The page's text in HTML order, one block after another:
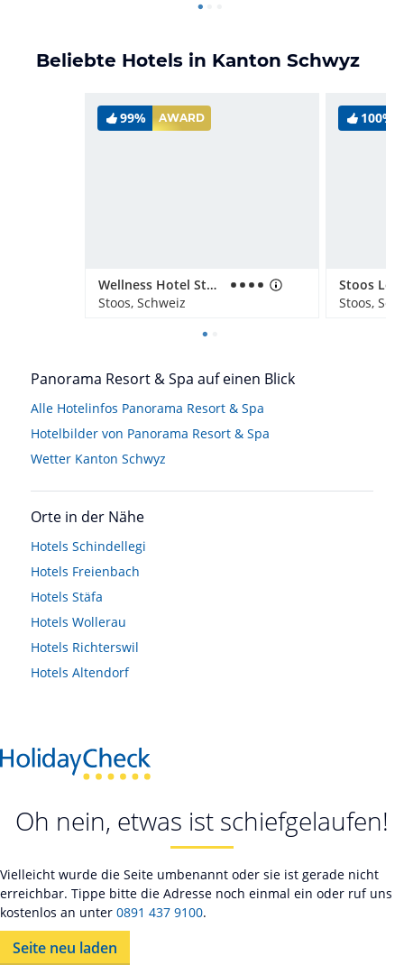
Beliebte Hotels in Kanton Schwyz
99% AWARD
Wellness Hotel Stoos
Stoos, Schweiz
100%
Stoos
Stoos,
Panorama Resort & Spa auf einen Blick
Alle Hotelinfos Panorama Resort & Spa
Hotelbilder von Panorama Resort & Spa
Wetter Kanton Schwyz
Orte in der Nähe
Hotels Schindellegi
Hotels Freienbach
Hotels Stäfa
Hotels Wollerau
Hotels Richterswil
Hotels Altendorf
Oh nein, etwas ist schiefgelaufen!
Vielleicht wurde die Seite umbenannt oder sie ist gerade nicht
erreichbar. Tippe bitte die Adresse noch einmal ein oder ruf uns
kostenlos an unter 0891 437 9100.
Seite neu laden